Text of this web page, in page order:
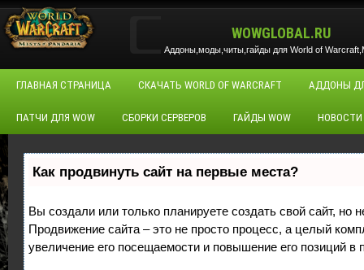
WOWGLOBAL.RU
Аддоны,моды,читы,гайды для World of
ГЛАВНАЯ СТРАНИЦА СКАЧАТЬ WORLD OF WARCRAFT АДДОНЫ
ПАТЧИ ДЛЯ WOW СБОРКИ СЕРВЕРОВ ГАЙДЫ WOW НОВОСТИ
Как продвинуть сайт на первые места?
Вы создали или только планируете создать свой сайт, но
Продвижение сайта – это не просто процесс, а целый
увеличение его посещаемости и повышение его позиций в